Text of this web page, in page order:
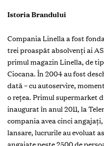
Brandului